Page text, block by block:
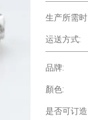
生产所需
运送方式:
品牌:
顏色:
是否可订